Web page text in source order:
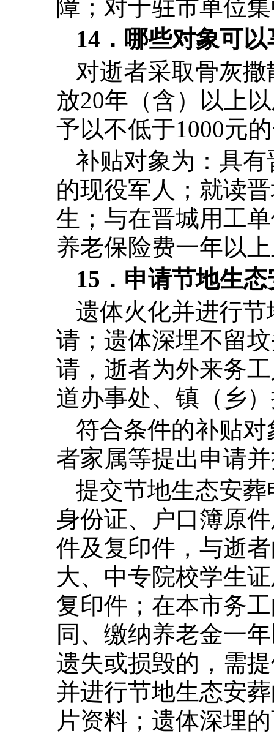
障；对于驻市单位
14．哪些对象可
对逝者采取骨灰
放20年（含）以上
予以不低于1000元
补贴对象为：具
的现役军人；就读
生；与在晋城用工
养老保险费一年以
15．申请节地生
遗体火化并进行
请；遗体深埋不留
请，逝者为外来务
道办事处、镇（乡
符合条件的补贴
者家属等提出申请
提交节地生态安
身份证、户口簿原
件及复印件，与逝
大、中专院校学生
复印件；在本市务
同、缴纳养老金一
遗失或损毁的，需
并进行节地生态安
片资料；遗体深埋